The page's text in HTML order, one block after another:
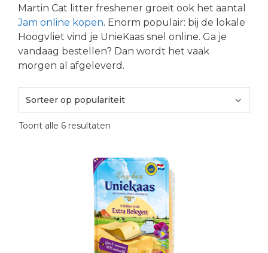
Martin Cat litter freshener groeit ook het aantal
Jam online kopen. Enorm populair: bij de lokale
Hoogvliet vind je UnieKaas snel online. Ga je
vandaag bestellen? Dan wordt het vaak
morgen al afgeleverd.
Toont alle 6 resultaten